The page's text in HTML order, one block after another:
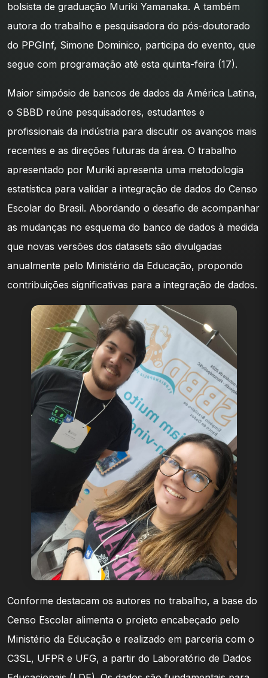
bolsista de graduação Muriki Yamanaka. A também
autora do trabalho e pesquisadora do pós-doutorado
do PPGInf, Simone Dominico, participa do evento, que
segue com programação até esta quinta-feira (17).
Maior simpósio de bancos de dados da América Latina,
o SBBD reúne pesquisadores, estudantes e
profissionais da indústria para discutir os avanços mais
recentes e as direções futuras da área. O trabalho
apresentado por Muriki apresenta uma metodologia
estatística para validar a integração de dados do Censo
Escolar do Brasil. Abordando o desafio de acompanhar
as mudanças no esquema do banco de dados à medida
que novas versões dos datasets são divulgadas
anualmente pelo Ministério da Educação, propondo
contribuições significativas para a integração de dados.
Conforme destacam os autores no trabalho, a base do
Censo Escolar alimenta o projeto encabeçado pelo
Ministério da Educação e realizado em parceria com o
C3SL, UFPR e UFG, a partir do Laboratório de Dados